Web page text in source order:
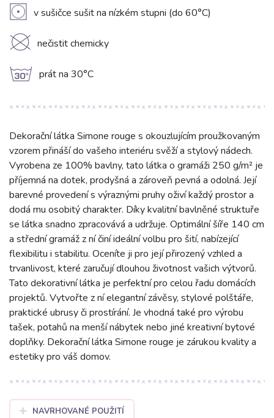
V v sušičce sušit na nízkém stupni (do 60°C)
K nečistit chemicky
g prát na 30°C
Dekorační látka Simone rouge s okouzlujícím proužkovaným
vzorem přináší do vašeho interiéru svěží a stylový nádech.
Vyrobena ze 100% bavlny, tato látka o gramáži 250 g/m² je
příjemná na dotek, prodyšná a zároveň pevná a odolná. Její
barevné provedení s výraznými pruhy oživí každý prostor a
dodá mu osobitý charakter. Díky kvalitní bavlněné struktuře
se látka snadno zpracovává a udržuje. Optimální šíře 140 cm
a střední gramáž z ní činí ideální volbu pro šití, nabízející
flexibilitu i stabilitu. Oceníte ji pro její přirozený vzhled a
trvanlivost, které zaručují dlouhou životnost vašich výtvorů.
Tato dekorativní látka je perfektní pro celou řadu domácích
projektů. Vytvořte z ní elegantní závěsy, stylové polštáře,
praktické ubrusy či prostírání. Je vhodná také pro výrobu
tašek, potahů na menší nábytek nebo jiné kreativní bytové
doplňky. Dekorační látka Simone rouge je zárukou kvality a
estetiky pro váš domov.
NAVRHOVANÉ POUŽITÍ